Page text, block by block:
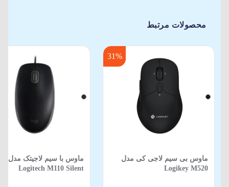
محصولات مرتبط
31%
ماوس بی‌ سیم لاجی کی مدل
Logikey M520
ماوس با سیم لاجیتک مدل
Logitech M110 Silent